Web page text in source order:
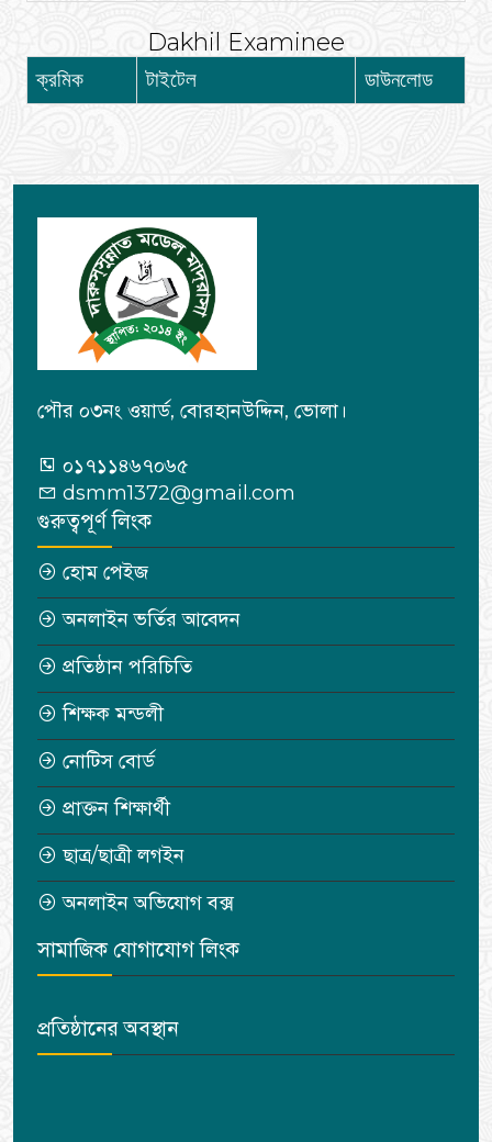
Dakhil Examinee
ক্রমিক টাইটেল ডাউনলোড
পৌর ০৩নং ওয়ার্ড, বোরহানউদ্দিন, ভোলা।
০১৭১১৪৬৭০৬৫
dsmm1372@gmail.com
গুরুত্বপূর্ণ লিংক
হোম পেইজ
অনলাইন ভর্তির আবেদন
প্রতিষ্ঠান পরিচিতি
শিক্ষক মন্ডলী
নোটিস বোর্ড
প্রাক্তন শিক্ষার্থী
ছাত্র/ছাত্রী লগইন
অনলাইন অভিযোগ বক্স
সামাজিক যোগাযোগ লিংক
প্রতিষ্ঠানের অবস্থান